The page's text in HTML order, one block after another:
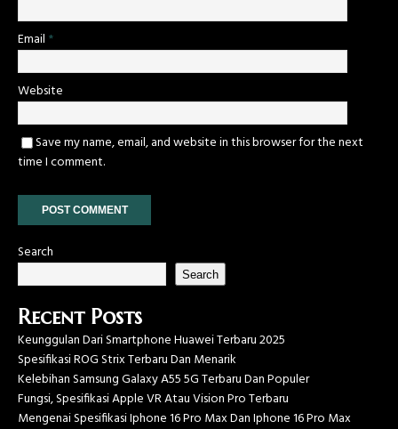
Email *
Website
Save my name, email, and website in this browser for the next
time I comment.
Search
Search
Recent Posts
Keunggulan Dari Smartphone Huawei Terbaru 2025
Spesifikasi ROG Strix Terbaru Dan Menarik
Kelebihan Samsung Galaxy A55 5G Terbaru Dan Populer
Fungsi, Spesifikasi Apple VR Atau Vision Pro Terbaru
Mengenai Spesifikasi Iphone 16 Pro Max Dan Iphone 16 Pro Max